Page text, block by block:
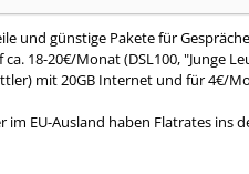
und günstige Pakete für
18-20€/Monat (DSL100, "Junge
mit 20GB Internet und für 4€/
EU-Ausland haben Flatrates